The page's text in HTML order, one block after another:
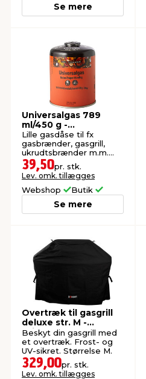
Se mere
Universalgas 789
ml/450 g -
Grillexpert®
Lille gasdåse til fx
gasbrænder, gasgrill,
ukrudtsbrænder m.m.
Perfekt til ture i det fri.
39,50pr. stk.
Lev. omk. tillægges
Webshop Butik
Se mere
Overtræk til gasgrill
deluxe str. M -
Grillexpert®
Beskyt din gasgrill med
et overtræk. Frost- og
UV-sikret. Størrelse M.
329,00pr. stk.
Lev. omk. tillægges